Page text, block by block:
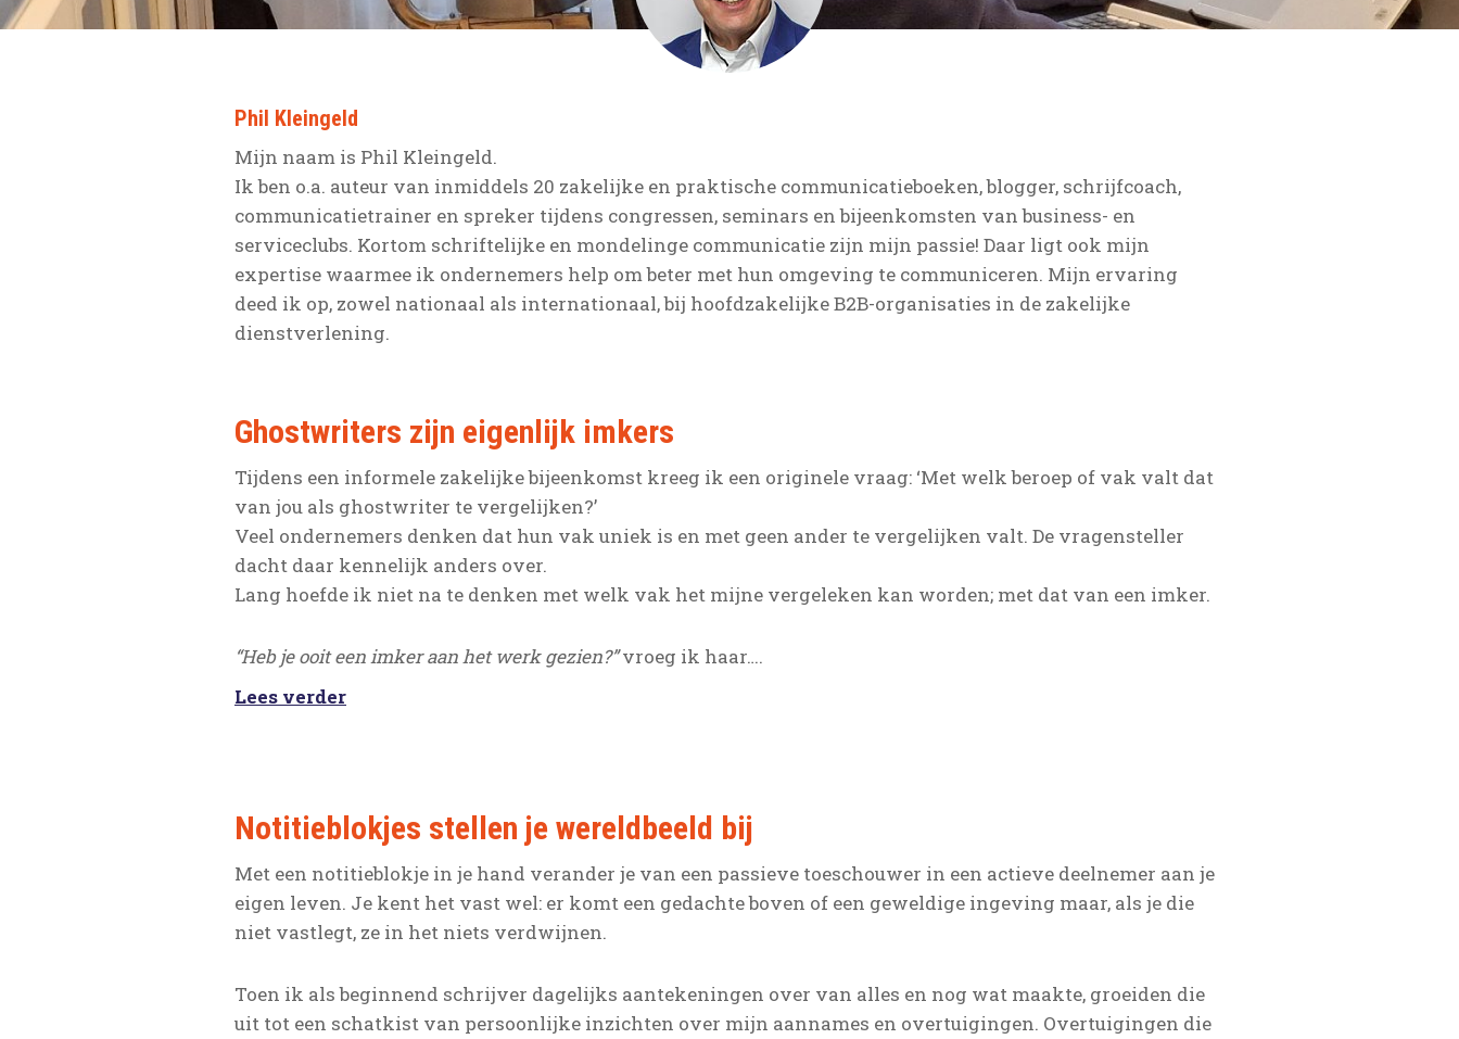
Phil Kleingeld
Mijn naam is Phil Kleingeld.
Ik ben o.a. auteur van inmiddels 20 zakelijke en praktische communicatieboeken, blogger, schrijfcoach,
communicatietrainer en spreker tijdens congressen, seminars en bijeenkomsten van business- en
serviceclubs. Kortom schriftelijke en mondelinge communicatie zijn mijn passie! Daar ligt ook mijn
expertise waarmee ik ondernemers help om beter met hun omgeving te communiceren. Mijn ervaring
deed ik op, zowel nationaal als internationaal, bij hoofdzakelijke B2B-organisaties in de zakelijke
dienstverlening.
Ghostwriters zijn eigenlijk imkers
Tijdens een informele zakelijke bijeenkomst kreeg ik een originele vraag: ‘Met welk beroep of vak valt dat
van jou als ghostwriter te vergelijken?’
Veel ondernemers denken dat hun vak uniek is en met geen ander te vergelijken valt. De vragensteller
dacht daar kennelijk anders over.
Lang hoefde ik niet na te denken met welk vak het mijne vergeleken kan worden; met dat van een imker.
“Heb je ooit een imker aan het werk gezien?”vroeg ik haar….
Lees verder
Notitieblokjes stellen je wereldbeeld bij
Met een notitieblokje in je hand verander je van een passieve toeschouwer in een actieve deelnemer aan je
eigen leven. Je kent het vast wel: er komt een gedachte boven of een geweldige ingeving maar, als je die
niet vastlegt, ze in het niets verdwijnen.
Toen ik als beginnend schrijver dagelijks aantekeningen over van alles en nog wat maakte, groeiden die
uit tot een schatkist van persoonlijke inzichten over mijn aannames en overtuigingen. Overtuigingen die